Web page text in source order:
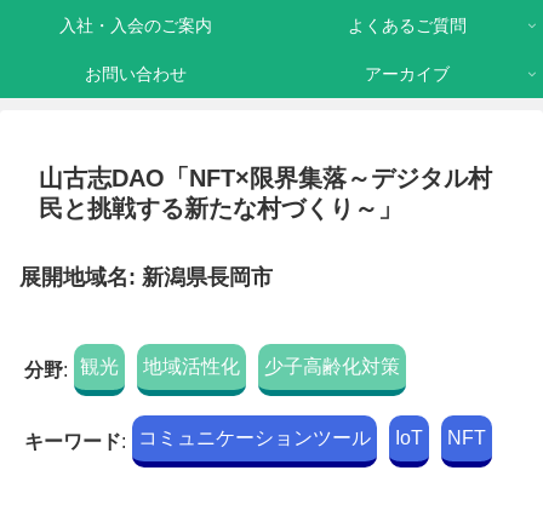
入社・入会のご案内 よくあるご質問
お問い合わせ アーカイブ
山古志DAO「NFT×限界集落～デジタル村
民と挑戦する新たな村づくり～」
展開地域名: 新潟県長岡市
分野: 観光 地域活性化 少子高齢化対策
キーワード: コミュニケーションツール IoT NFT